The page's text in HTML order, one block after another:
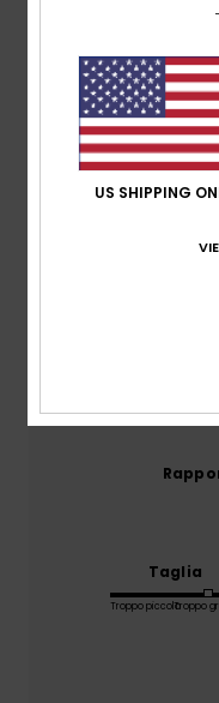
Recensioni
Taglia
Troppo piccoloTroppo
US SHIPPING